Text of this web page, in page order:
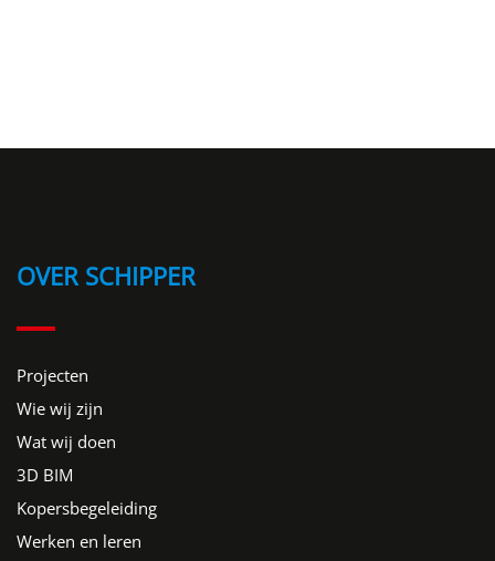
OVER SCHIPPER
Projecten
Wie wij zijn
Wat wij doen
3D BIM
Kopersbegeleiding
Werken en leren